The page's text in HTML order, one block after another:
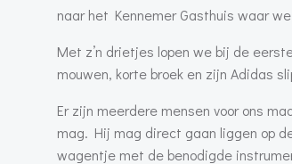
naar het Kennemer Gasthuis waar
Met z’n drietjes lopen we bij de
mouwen, korte broek en zijn Adidas
Er zijn meerdere mensen voor ons
mag. Hij mag direct gaan liggen op
wagentje met de benodigde